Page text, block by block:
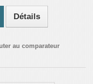
Détails
au comparateur